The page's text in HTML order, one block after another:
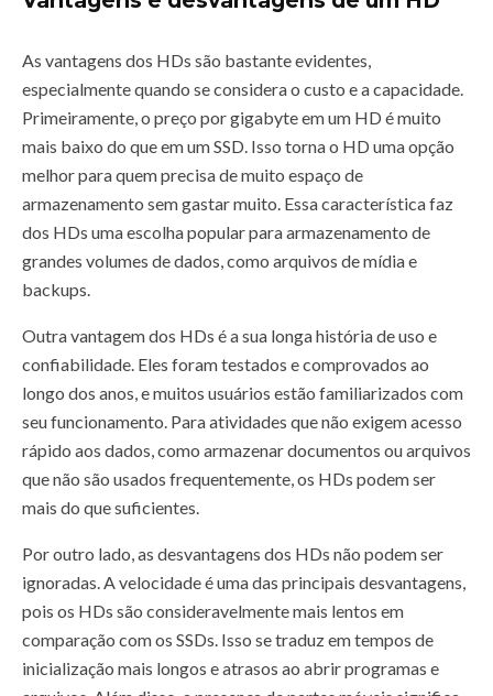
As vantagens dos HDs são bastante evidentes,
especialmente quando se considera o custo e a capacidade.
Primeiramente, o preço por gigabyte em um HD é muito
mais baixo do que em um SSD. Isso torna o HD uma opção
melhor para quem precisa de muito espaço de
armazenamento sem gastar muito. Essa característica faz
dos HDs uma escolha popular para armazenamento de
grandes volumes de dados, como arquivos de mídia e
backups.
Outra vantagem dos HDs é a sua longa história de uso e
confiabilidade. Eles foram testados e comprovados ao
longo dos anos, e muitos usuários estão familiarizados com
seu funcionamento. Para atividades que não exigem acesso
rápido aos dados, como armazenar documentos ou arquivos
que não são usados frequentemente, os HDs podem ser
mais do que suficientes.
Por outro lado, as desvantagens dos HDs não podem ser
ignoradas. A velocidade é uma das principais desvantagens,
pois os HDs são consideravelmente mais lentos em
comparação com os SSDs. Isso se traduz em tempos de
inicialização mais longos e atrasos ao abrir programas e